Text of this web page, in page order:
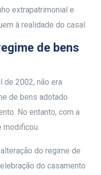
extrapatrimonial e
à realidade do casal.
de bens
de 2002, não era
de bens adotado
No entanto, com a
modificou.
do regime de
do casamento